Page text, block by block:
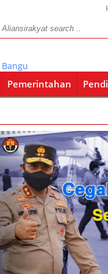
LI Berakhir Hari Ini
Pemerintahan
Kesehatan